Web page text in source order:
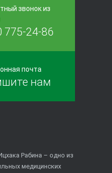
звонок из
775-24-86
почта
нам
Рабина – одно из
медицинских